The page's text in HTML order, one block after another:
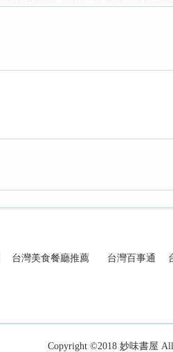
台灣美食餐廳推薦 台灣百事通
Copyright ©2018 妙味書屋 All